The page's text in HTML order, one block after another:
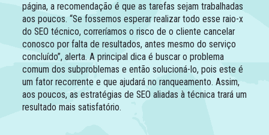
página, a recomendação é que as tarefas sejam trabalhadas
aos poucos. “Se fossemos esperar realizar todo esse raio-x
do SEO técnico, correríamos o risco de o cliente cancelar
conosco por falta de resultados, antes mesmo do serviço
concluído”, alerta. A principal dica é buscar o problema
comum dos subproblemas e então solucioná-lo, pois este é
um fator recorrente e que ajudará no ranqueamento. Assim,
aos poucos, as estratégias de SEO aliadas à técnica trará um
resultado mais satisfatório.